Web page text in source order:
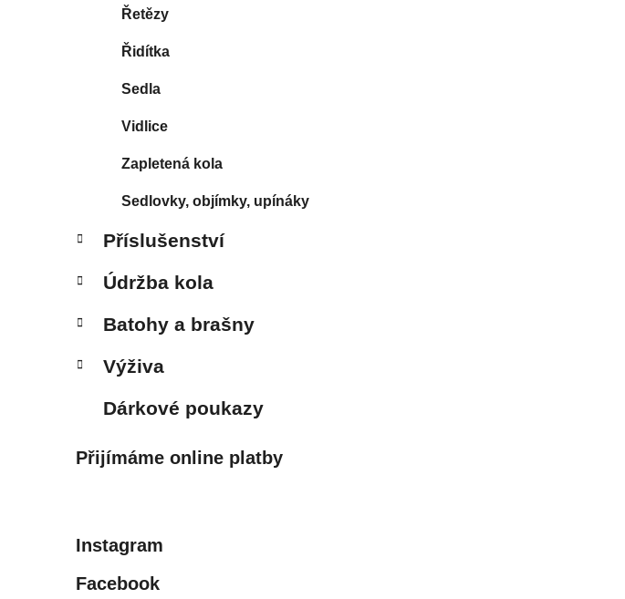
Řetězy
Řidítka
Sedla
Vidlice
Zapletená kola
Sedlovky, objímky, upínáky
Příslušenství
Údržba kola
Batohy a brašny
Výživa
Dárkové poukazy
Přijímáme online platby
Instagram
Facebook